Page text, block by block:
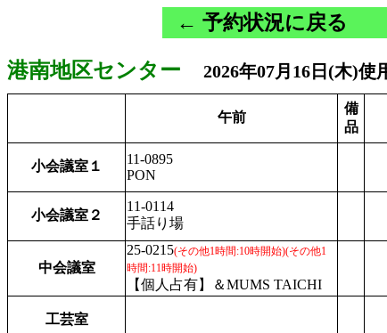
← 予約状況に戻る
港南地区センター 2026年07月16日(木)使
午前
備
品
小会議室１
11-0895
PON
小会議室２
11-0114
手話り場
中会議室
25-0215(その他1時間:10時開始)(その他1
時間:11時開始)
【個人占有】＆MUMS TAICHI
工芸室